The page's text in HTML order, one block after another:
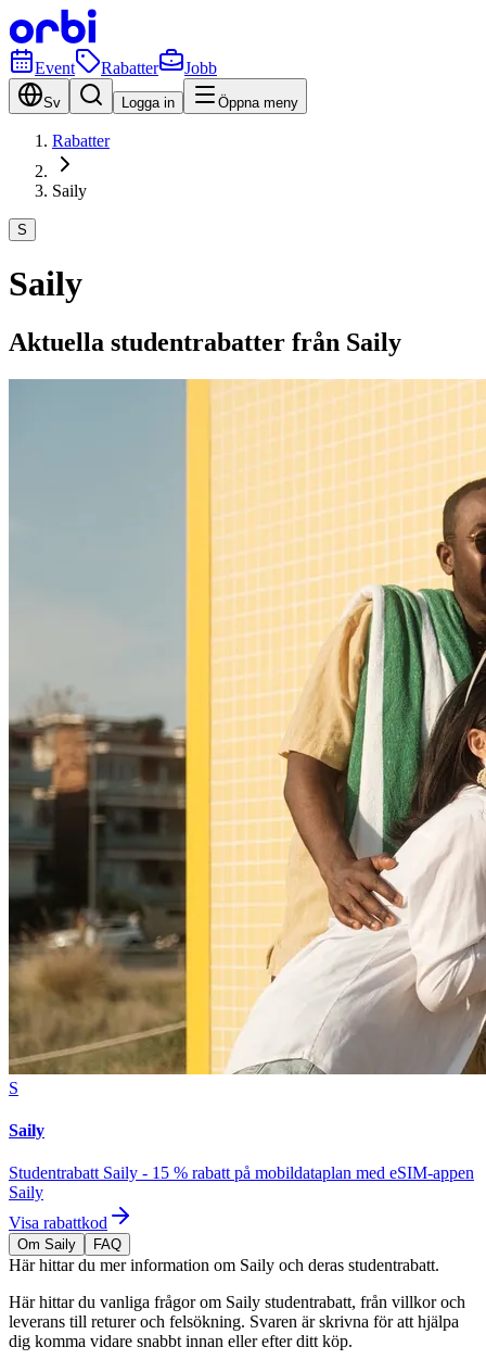
Event Rabatter Jobb
Sv Logga in Öppna meny
Rabatter
Saily
S
Saily
Aktuella studentrabatter från Saily
S
Saily
Studentrabatt Saily - 15 % rabatt på mobildataplan med eSIM-appen
Saily
Visa rabattkod
Om Saily FAQ
Här hittar du mer information om Saily och deras studentrabatt.
Här hittar du vanliga frågor om Saily studentrabatt, från villkor och
leverans till returer och felsökning. Svaren är skrivna för att hjälpa
dig komma vidare snabbt innan eller efter ditt köp.